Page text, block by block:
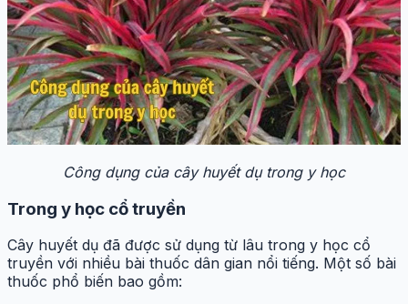
Công dụng của cây huyết dụ trong y học
Trong y học cổ truyền
Cây huyết dụ đã được sử dụng từ lâu trong y học cổ
truyền với nhiều bài thuốc dân gian nổi tiếng. Một số bài
thuốc phổ biến bao gồm: